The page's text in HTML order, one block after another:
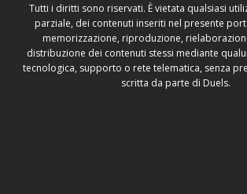
Tutti i diritti sono riservati. È vietata qualsiasi
parziale, dei contenuti inseriti nel presente
memorizzazione, riproduzione,
distribuzione dei contenuti stessi mediante
tecnologica, supporto o rete telematica, senza
scritta da parte di Duels.